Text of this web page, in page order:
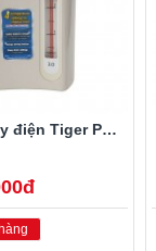
Bình thủy điện Tiger PDR-S30W 3 lít